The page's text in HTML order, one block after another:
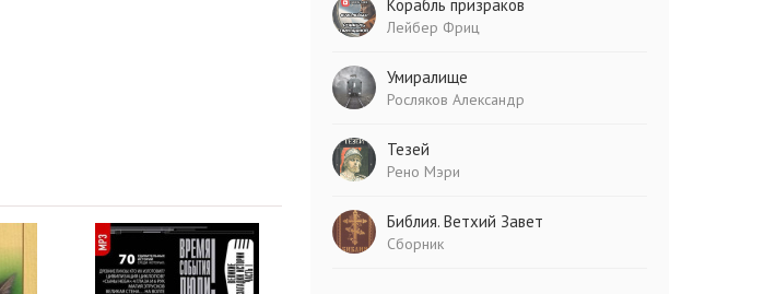
Корабль призраков
Лейбер Фриц
Умиралище
Росляков Александр
Тезей
Рено Мэри
Библия. Ветхий Завет
Сборник